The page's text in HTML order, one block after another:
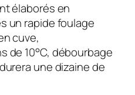
élaborés en
un rapide foulage
cuve,
de 10°C, débourbage
une dizaine de